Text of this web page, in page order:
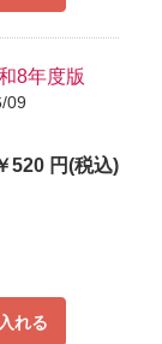
8年度版
09
520 円(税込)
れる